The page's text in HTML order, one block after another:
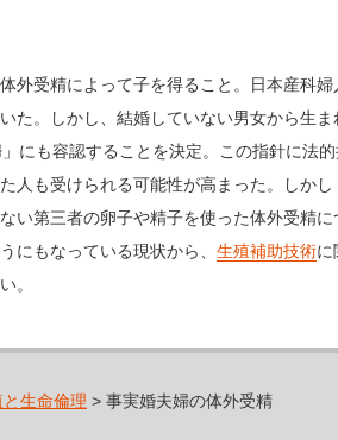
外受精によって子を得ること。日本産科
た。しかし、結婚していない男女から生
にも容認することを決定。この指針に法
人も受けられる可能性が高まった。しか
い第三者の卵子や精子を使った体外受精
にもなっている現状から、 生殖補助技術に
。
生命倫理 > 事実婚夫婦の体外受精